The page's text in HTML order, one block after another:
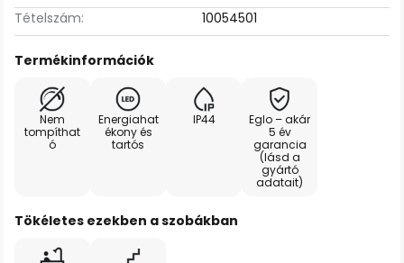
Tételszám:
10054501
Termékinformációk
Nem
tompíthat
ó
Energiahat
ékony és
tartós
IP44
Eglo – akár
5 év
garancia
(lásd a
gyártó
adatait)
Tökéletes ezekben a szobákban